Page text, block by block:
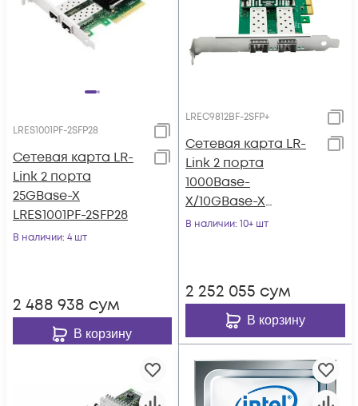
LRES1001PF-2SFP28
Сетевая карта LR-
Link 2 порта
25GBase-X
LRES1001PF-2SFP28
В наличии: 4 шт
2 488 938 сум
В корзину
LREC9812BF-2SFP+
Сетевая карта LR-
Link 2 порта
1000Base-
X/10GBase-X
LREC9812BF-2SFP+
В наличии: 10+ шт
2 252 055 сум
В корзину